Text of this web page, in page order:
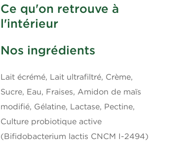
Cholestérol
Sodium
Potassium 175mg
Calcium
Ce qu'on retrouve à
l'intérieur
Nos ingrédients
Lait écrémé, Lait ultrafiltré, Crème,
Sucre, Eau, Fraises, Amidon de maïs
modifié, Gélatine, Lactase, Pectine,
Culture probiotique active
(Bifidobacterium lactis CNCM I-2494)